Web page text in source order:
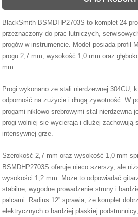
BlackSmith BSMDHP2703S to komplet 24
przeznaczony do prac lutniczych,
progów w instrumencie. Model posiada profil
progu 2,7 mm, wysokość 1,0 mm oraz
mm.
Progi wykonano ze stali nierdzewnej 304CU,
odporność na zużycie i długą żywotność. W
progami niklowo-srebrowymi stal nierdzewna
progi wolniej się wycierają i dłużej zachowują
intensywnej grze.
Szerokość 2,7 mm oraz wysokość 1,0 mm
BSMDHP2703S oferuje nieco szerszy, ale
wysokości 1,2 mm. Może to odpowiadać
stabilne, wygodne prowadzenie struny i
palcami. Radius 12” sprawia, że komplet
elektrycznych o bardziej płaskiej